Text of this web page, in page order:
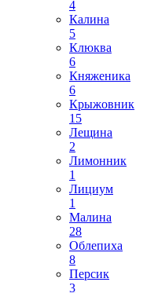
4
Калина
5
Клюква
6
Княженика
6
Крыжовник
15
Лещина
2
Лимонник
1
Лициум
1
Малина
28
Облепиха
8
Персик
3